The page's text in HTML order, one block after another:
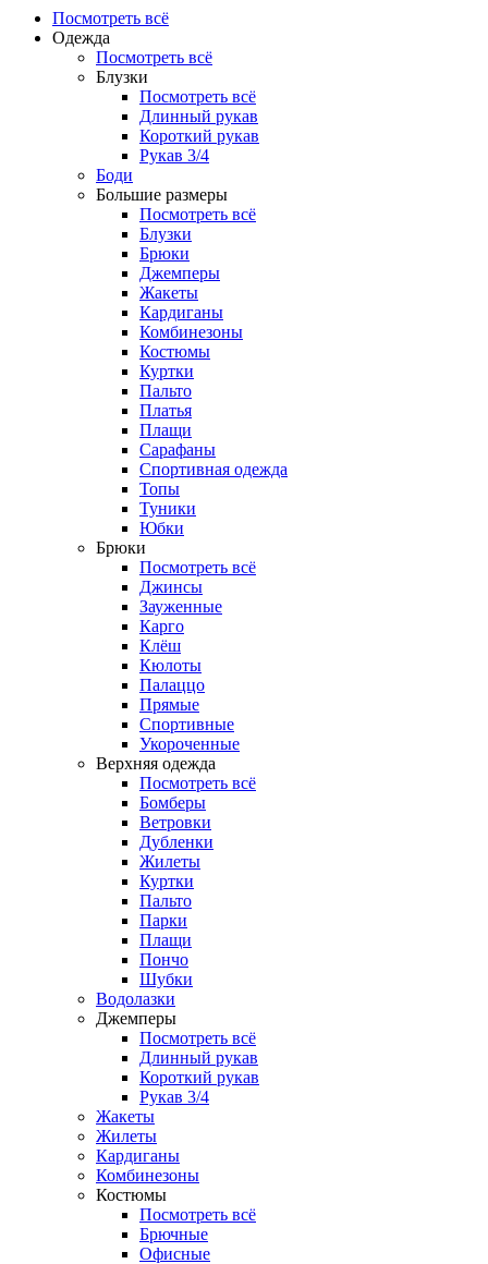
Посмотреть всё
Одежда
Посмотреть всё
Блузки
Посмотреть всё
Длинный рукав
Короткий рукав
Рукав 3/4
Боди
Большие размеры
Посмотреть всё
Блузки
Брюки
Джемперы
Жакеты
Кардиганы
Комбинезоны
Костюмы
Куртки
Пальто
Платья
Плащи
Сарафаны
Спортивная одежда
Топы
Туники
Юбки
Брюки
Посмотреть всё
Джинсы
Зауженные
Карго
Клёш
Кюлоты
Палаццо
Прямые
Спортивные
Укороченные
Верхняя одежда
Посмотреть всё
Бомберы
Ветровки
Дубленки
Жилеты
Куртки
Пальто
Парки
Плащи
Пончо
Шубки
Водолазки
Джемперы
Посмотреть всё
Длинный рукав
Короткий рукав
Рукав 3/4
Жакеты
Жилеты
Кардиганы
Комбинезоны
Костюмы
Посмотреть всё
Брючные
Офисные